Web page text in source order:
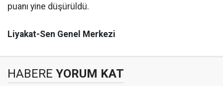
puanı yine düşürüldü.
Liyakat-Sen Genel Merkezi
HABERE YORUM KAT